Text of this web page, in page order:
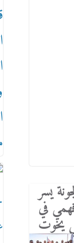
يسر
في
يخوت